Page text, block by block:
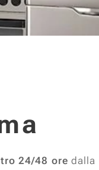
24/48 ore dalla